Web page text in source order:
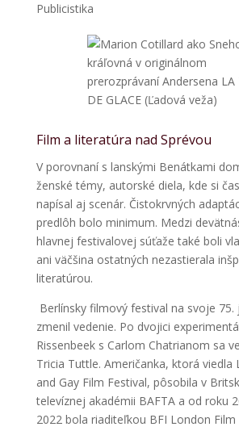
Publicistika
Film a literatúra nad Sprévou
V porovnaní s lanskými Benátkami
ženské témy, autorské diela, kde si
napísal aj scenár. Čistokrvných
predlôh bolo minimum. Medzi
hlavnej festivalovej súťaže také boli
ani väčšina ostatných nezastierala
literatúrou.
Berlínsky filmový festival na svoje
zmenil vedenie. Po dvojici
Rissenbeek s Carlom Chatrianom sa
Tricia Tuttle. Američanka, ktorá viedla
and Gay Film Festival, pôsobila v
televíznej akadémii BAFTA a od roku
2022 bola riaditeľkou BFI London Film